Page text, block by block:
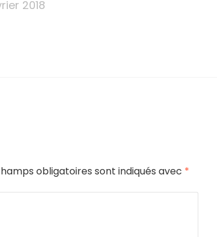
2018
obligatoires sont indiqués avec *